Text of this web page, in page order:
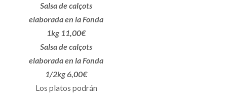
Salsa de calçots
elaborada en la Fonda
1kg 11,00€
Salsa de calçots
elaborada en la Fonda
1/2kg 6,00€
Los platos podrán